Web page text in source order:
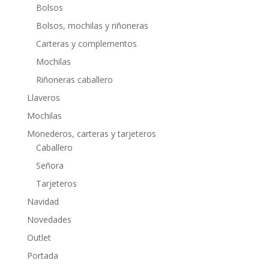
Bolsos
Bolsos, mochilas y riñoneras
Carteras y complementos
Mochilas
Riñoneras caballero
Llaveros
Mochilas
Monederos, carteras y tarjeteros
Caballero
Señora
Tarjeteros
Navidad
Novedades
Outlet
Portada